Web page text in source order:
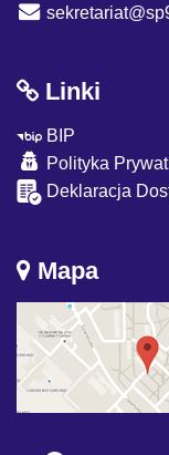
Linki
BIP
Polityka
Deklaracja
Mapa